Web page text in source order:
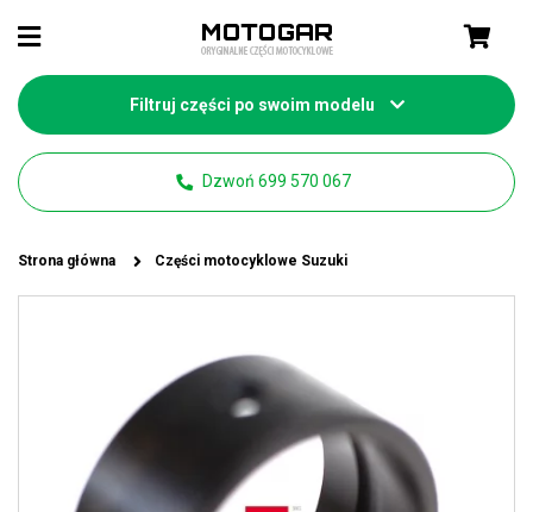
Filtruj części po swoim modelu
Dzwoń 699 570 067
Strona główna Części motocyklowe Suzuki